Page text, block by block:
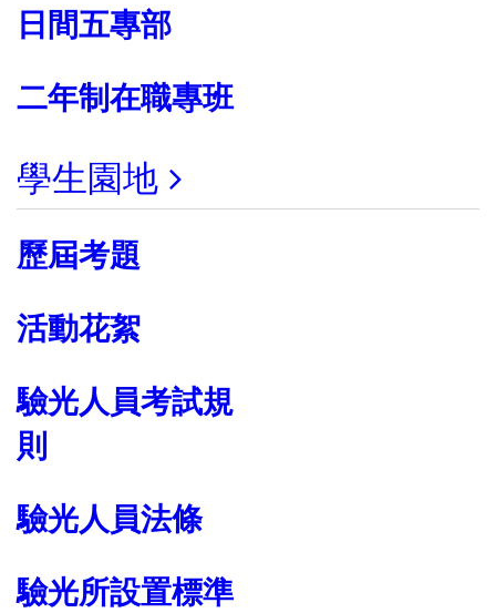
日間五專部
二年制在職專班
學生園地
歷屆考題
活動花絮
驗光人員考試規
則
驗光人員法條
驗光所設置標準